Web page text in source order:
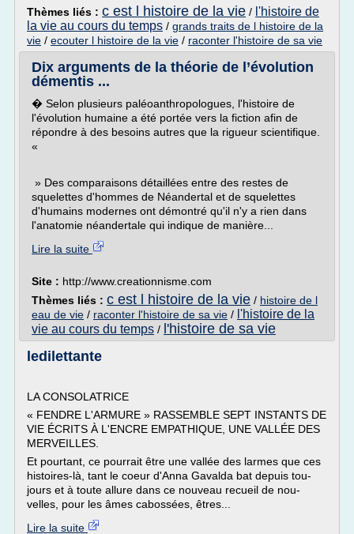
Thèmes liés : c est l histoire de la vie / l'histoire de
la vie au cours du temps / grands traits de l histoire de la
vie / ecouter l histoire de la vie / raconter l'histoire de sa vie
Dix arguments de la théorie de l’évolution
démentis ...
� Selon plusieurs paléoanthropologues, l'histoire de
l'évolution humaine a été portée vers la fiction afin de
répondre à des besoins autres que la rigueur scientifique.
«
» Des comparaisons détaillées entre des restes de
squelettes d'hommes de Néandertal et de squelettes
d'humains modernes ont démontré qu'il n'y a rien dans
l'anatomie néandertale qui indique de manière...
Lire la suite
Site : http://www.creationnisme.com
Thèmes liés : c est l histoire de la vie / histoire de l
eau de vie / raconter l'histoire de sa vie / l'histoire de la
vie au cours du temps / l'histoire de sa vie
ledilettante
LA CONSOLATRICE
« FENDRE L'AR­MURE » RAS­SEMBLE SEPT INS­TANTS DE
VIE ÉCRITS À L'ENCRE EM­PA­THIQUE, UNE VAL­LÉE DES
MER­VEILLES.
Et pour­tant, ce pour­rait être une val­lée des larmes que ces
his­toires-là, tant le coeur d'Anna Ga­valda bat de­puis tou­
jours et à toute al­lure dans ce nou­veau re­cueil de nou­
velles, pour les âmes ca­bos­sées, êtres...
Lire la suite